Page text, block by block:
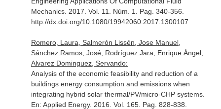
Mechanics. 2017. Vol. 11. Núm. 1. Pag. 340-356.
http://dx.doi.org/10.1080/19942060.2017.1300107
Romero, Laura, Salmerón Lissén, Jose Manuel,
Sánchez Ramos, José, Rodríguez Jara, Enrique Ángel,
Alvarez Dominguez, Servando:
Analysis of the economic feasibility and reduction of a
buildings energy consumption and emissions when
integrating hybrid solar thermal/PV/micro-CHP systems.
En: Applied Energy. 2016. Vol. 165. Pag. 828-838.